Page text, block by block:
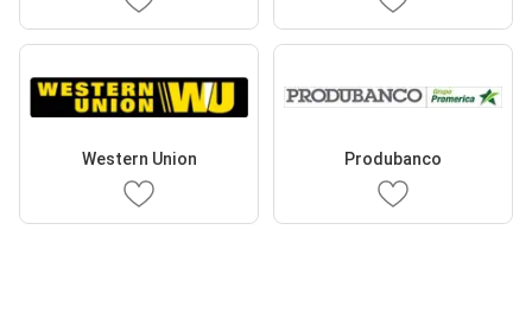
Western Union Produbanco